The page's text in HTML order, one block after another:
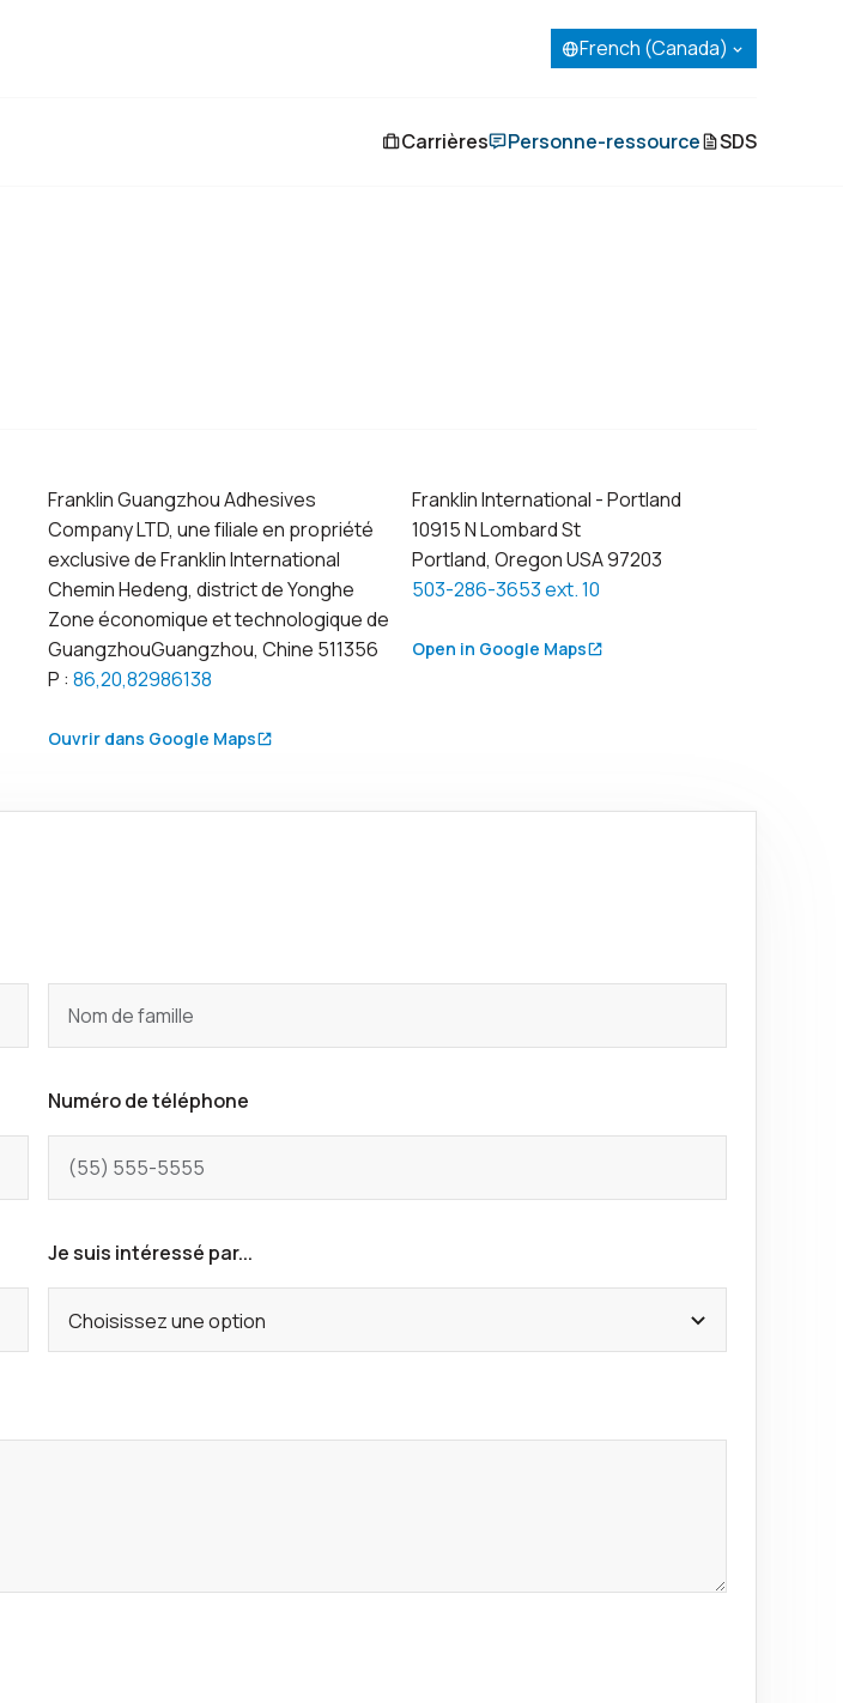
French (Canada)SpanishPortuguese
French (Canada)
Carrières Personne-ressource SDS
Franklin Guangzhou Adhesives
Company LTD, une filiale en propriété
exclusive de Franklin International
Chemin Hedeng, district de Yonghe
Zone économique et technologique de
GuangzhouGuangzhou, Chine 511356
P : 86,20,82986138
Ouvrir dans Google Maps
Franklin International - Portland
10915 N Lombard St
Portland, Oregon USA 97203
503-286-3653 ext. 10
Open in Google Maps
Numéro de téléphone
Je suis intéressé par...